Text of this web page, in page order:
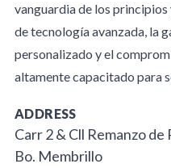
vanguardia de los
de tecnología avanzada, la
personalizado y el
altamente capacitado para
ADDRESS
Carr 2 & Cll Remanzo de
Bo. Membrillo